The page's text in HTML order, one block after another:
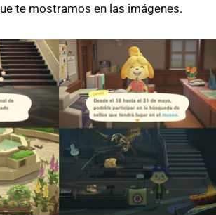
te mostramos en las imágenes.